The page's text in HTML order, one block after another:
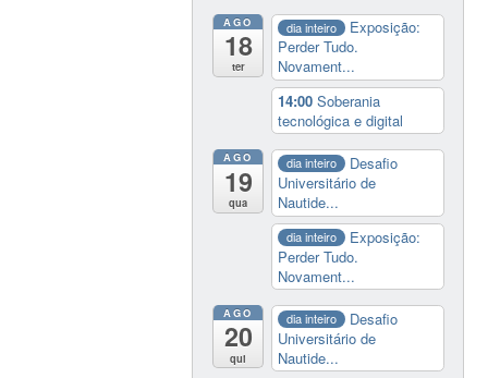
AGO
18
ter
dia inteiro
Exposição:
Perder Tudo.
Novament...
14:00Soberania
tecnológica e digital
AGO
19
qua
dia inteiro
Desafio
Universitário de
Nautide...
dia inteiro
Exposição:
Perder Tudo.
Novament...
AGO
20
qui
dia inteiro
Desafio
Universitário de
Nautide...